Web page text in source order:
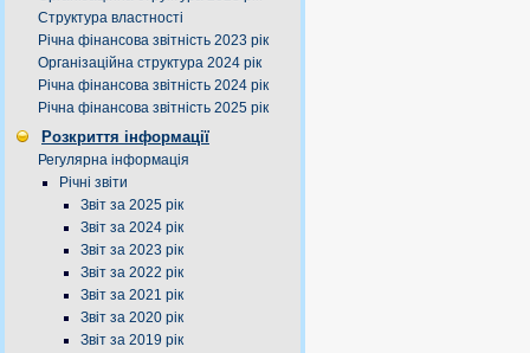
Структура властності
Річна фінансова звітність 2023 рік
Організаційна структура 2024 рік
Річна фінансова звітність 2024 рік
Річна фінансова звітність 2025 рік
Розкриття інформації
Регулярна інформація
Річні звіти
Звіт за 2025 рік
Звіт за 2024 рік
Звіт за 2023 рік
Звіт за 2022 рік
Звіт за 2021 рік
Звіт за 2020 рік
Звіт за 2019 рік